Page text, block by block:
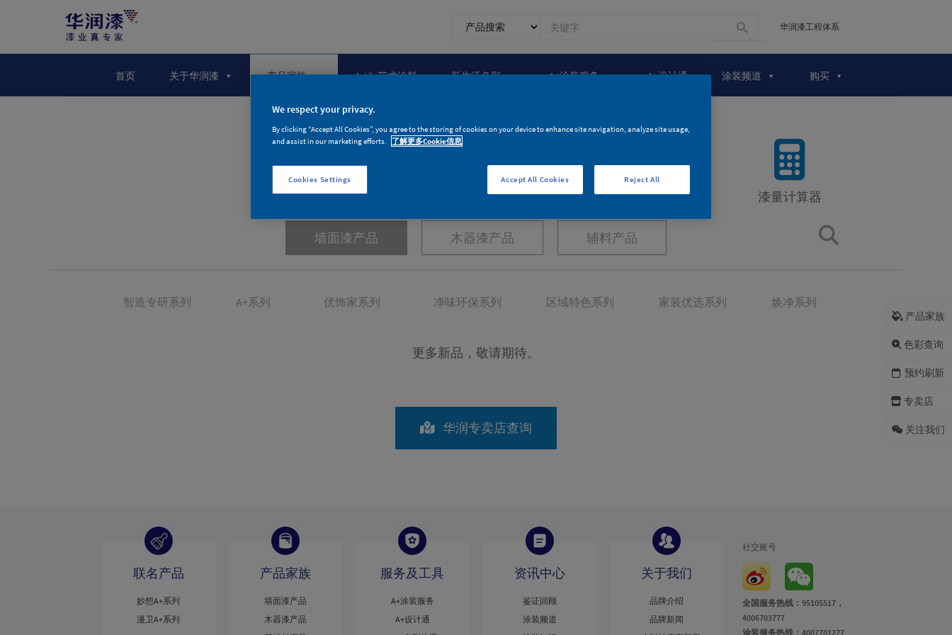
台
华润漆工程体系
首页 关于华润漆 产品家族 Artily艺术涂料 新生活色彩 A+涂装服务 A+设计通 涂装频道 购买
产品家族
色彩查询
预约刷新
专卖店
关注我们
产品家族
为环保健康与品质生活而生 漆量计算器
墙面漆产品 木器漆产品 辅料产品
智造专研系列 A+系列 优饰家系列 净味环保系列 区域特色系列 家装优选系列 焕净系列
更多新品，敬请期待。
华润专卖店查询
联名产品
妙想A+系列
漫卫A+系列
产品家族
墙面漆产品
木器漆产品
服务及工具
A+涂装服务
A+设计通
资讯中心
鉴证回顾
涂装频道
关于我们
品牌介绍
品牌新闻
社交账号
全国服务热线：95105517，
4006703777
涂装服务热线：4007701277
We respect your privacy.
By clicking “Accept All Cookies”, you agree to the storing of cookies on your device to enhance site navigation, analyze site usage,
and assist in our marketing efforts.
了解更多Cookie信息
Cookies Settings Reject All
Accept All Cookies